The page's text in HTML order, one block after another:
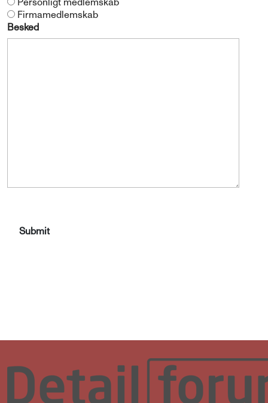
Firmamedlemskab
Besked